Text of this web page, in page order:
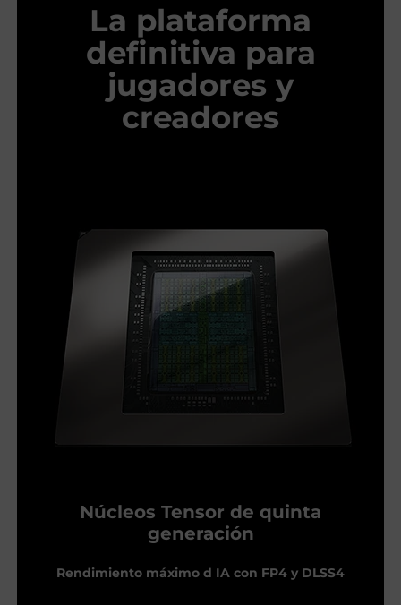
La plataforma
definitiva para
jugadores y
creadores
Núcleos Tensor de quinta
generación
Rendimiento máximo d IA con FP4 y DLSS4